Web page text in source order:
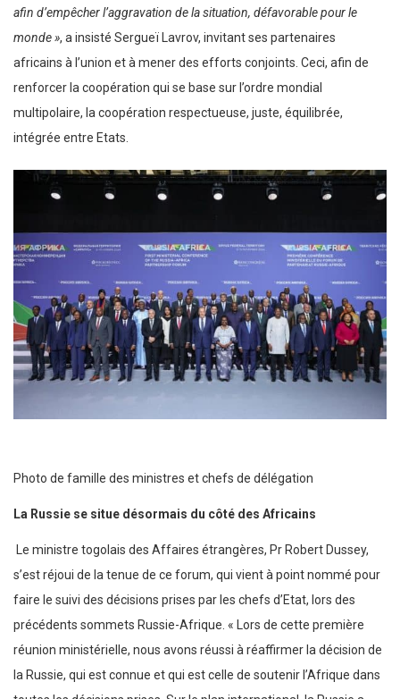
afin d’empêcher l’aggravation de la situation, défavorable pour le
monde », a insisté Sergueï Lavrov, invitant ses partenaires
africains à l’union et à mener des efforts conjoints. Ceci, afin de
renforcer la coopération qui se base sur l’ordre mondial
multipolaire, la coopération respectueuse, juste, équilibrée,
intégrée entre Etats.
Photo de famille des ministres et chefs de délégation
La Russie se situe désormais du côté des Africains
Le ministre togolais des Affaires étrangères, Pr Robert Dussey,
s’est réjoui de la tenue de ce forum, qui vient à point nommé pour
faire le suivi des décisions prises par les chefs d’Etat, lors des
précédents sommets Russie-Afrique. « Lors de cette première
réunion ministérielle, nous avons réussi à réaffirmer la décision de
la Russie, qui est connue et qui est celle de soutenir l’Afrique dans